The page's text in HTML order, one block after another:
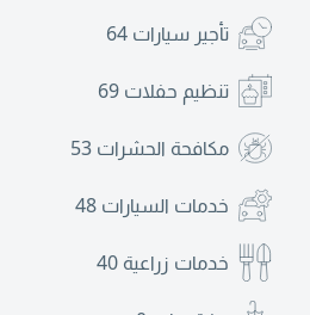
تأجير سيارات 64
تنظيم حفلات 69
مكافحة الحشرات 53
خدمات السيارات 48
خدمات زراعية 40